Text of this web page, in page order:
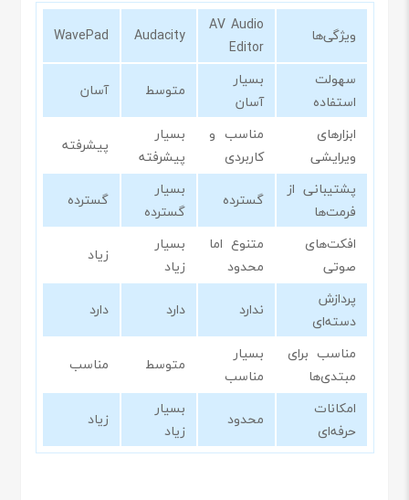
ویژگی‌ها
AV Audio
Editor
Audacity
WavePad
سهولت
استفاده
بسیار
آسان
متوسط
آسان
ابزارهای
ویرایشی
مناسب و
کاربردی
بسیار
پیشرفته
پیشرفته
پشتیبانی از
فرمت‌ها
گسترده
بسیار
گسترده
گسترده
افکت‌های
صوتی
متنوع اما
محدود
بسیار
زیاد
زیاد
پردازش
دسته‌ای
ندارد دارد
دارد
مناسب برای
مبتدی‌ها
بسیار
مناسب
متوسط
مناسب
امکانات
حرفه‌ای
محدود
بسیار
زیاد
زیاد